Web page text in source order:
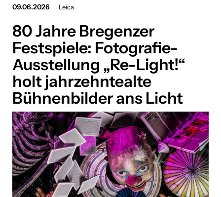
09.06.2026 Leica
80 Jahre Bregenzer
Festspiele: Fotografie-
Ausstellung „Re-Light!“
holt jahrzehntealte
Bühnenbilder ans Licht